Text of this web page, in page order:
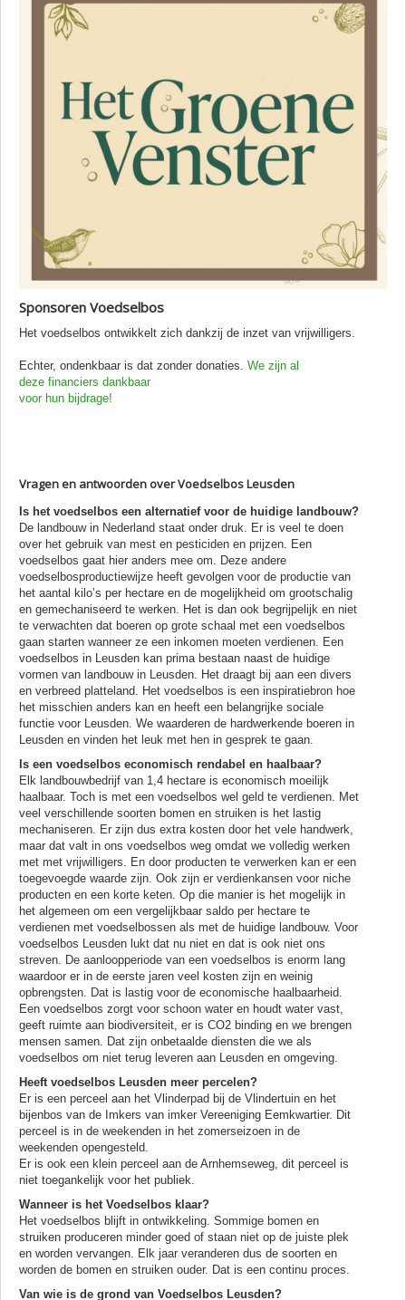
Sponsoren Voedselbos
Het voedselbos ontwikkelt zich dankzij de inzet van vrijwilligers.
Echter, ondenkbaar is dat zonder donaties. We zijn al
deze financiers dankbaar
voor hun bijdrage!
Vragen en antwoorden over Voedselbos Leusden
Is het voedselbos een alternatief voor de huidige landbouw?
De landbouw in Nederland staat onder druk. Er is veel te doen
over het gebruik van mest en pesticiden en prijzen. Een
voedselbos gaat hier anders mee om. Deze andere
voedselbosproductiewijze heeft gevolgen voor de productie van
het aantal kilo’s per hectare en de mogelijkheid om grootschalig
en gemechaniseerd te werken. Het is dan ook begrijpelijk en niet
te verwachten dat boeren op grote schaal met een voedselbos
gaan starten wanneer ze een inkomen moeten verdienen. Een
voedselbos in Leusden kan prima bestaan naast de huidige
vormen van landbouw in Leusden. Het draagt bij aan een divers
en verbreed platteland. Het voedselbos is een inspiratiebron hoe
het misschien anders kan en heeft een belangrijke sociale
functie voor Leusden. We waarderen de hardwerkende boeren in
Leusden en vinden het leuk met hen in gesprek te gaan.
Is een voedselbos economisch rendabel en haalbaar?
Elk landbouwbedrijf van 1,4 hectare is economisch moeilijk
haalbaar. Toch is met een voedselbos wel geld te verdienen. Met
veel verschillende soorten bomen en struiken is het lastig
mechaniseren. Er zijn dus extra kosten door het vele handwerk,
maar dat valt in ons voedselbos weg omdat we volledig werken
met met vrijwilligers. En door producten te verwerken kan er een
toegevoegde waarde zijn. Ook zijn er verdienkansen voor niche
producten en een korte keten. Op die manier is het mogelijk in
het algemeen om een vergelijkbaar saldo per hectare te
verdienen met voedselbossen als met de huidige landbouw. Voor
voedselbos Leusden lukt dat nu niet en dat is ook niet ons
streven. De aanloopperiode van een voedselbos is enorm lang
waardoor er in de eerste jaren veel kosten zijn en weinig
opbrengsten. Dat is lastig voor de economische haalbaarheid.
Een voedselbos zorgt voor schoon water en houdt water vast,
geeft ruimte aan biodiversiteit, er is CO2 binding en we brengen
mensen samen. Dat zijn onbetaalde diensten die we als
voedselbos om niet terug leveren aan Leusden en omgeving.
Heeft voedselbos Leusden meer percelen?
Er is een perceel aan het Vlinderpad bij de Vlindertuin en het
bijenbos van de Imkers van imker Vereeniging Eemkwartier. Dit
perceel is in de weekenden in het zomerseizoen in de
weekenden opengesteld.
Er is ook een klein perceel aan de Arnhemseweg, dit perceel is
niet toegankelijk voor het publiek.
Wanneer is het Voedselbos klaar?
Het voedselbos blijft in ontwikkeling. Sommige bomen en
struiken produceren minder goed of staan niet op de juiste plek
en worden vervangen. Elk jaar veranderen dus de soorten en
worden de bomen en struiken ouder. Dat is een continu proces.
Van wie is de grond van Voedselbos Leusden?